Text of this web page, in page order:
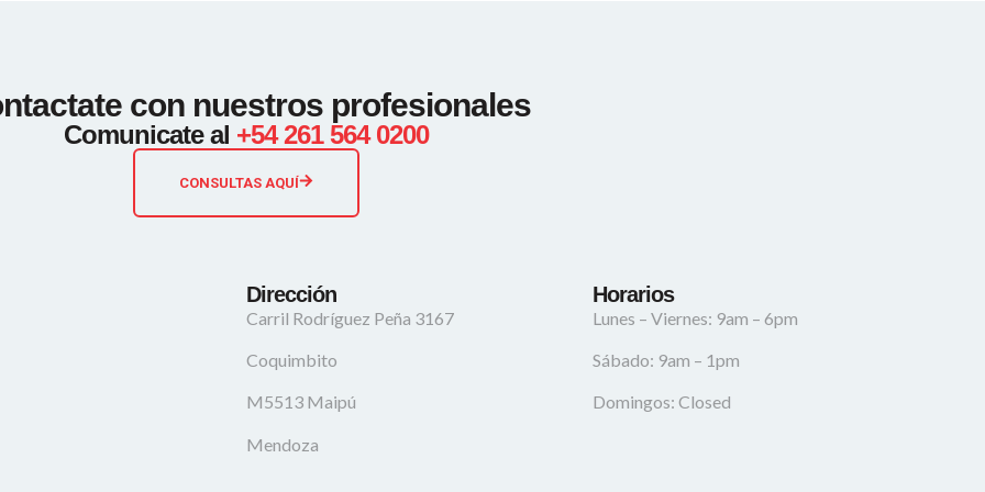
con nuestros profesionales
Comunicate al +54 261 564 0200
CONSULTAS AQUÍ
Dirección
Carril Rodríguez Peña 3167
Coquimbito
M5513 Maipú
Mendoza
Horarios
Lunes – Viernes: 9am – 6pm
Sábado: 9am – 1pm
Domingos: Closed